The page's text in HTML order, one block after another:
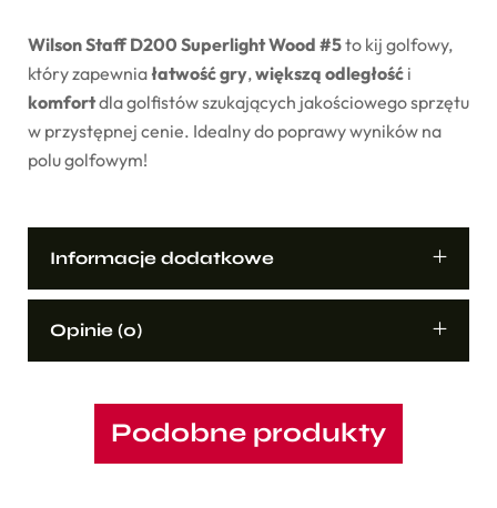
Wilson Staff D200 Superlight Wood #5to kij golfowy,
który zapewnia łatwość gry,większą odległość i
komfortdla golfistów szukających jakościowego sprzętu
w przystępnej cenie. Idealny do poprawy wyników na
polu golfowym!
Informacje dodatkowe
Opinie (0)
Podobne produkty